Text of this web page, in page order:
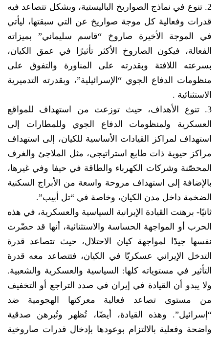
2. تنوع في نماذج الصواريخ الباليستية، وبشكل تتصاعد فيه
قدرات وفعالية كل موجة صواريخ عن التي سبقتها، ليأتي
في الموجة الأخيرة صاروخ “قاسم سليماني” بميزاته
الفعالة، فيكون الصاروخ الأكثر تأثيرًا في عمق الكيان،
بسرعته اللافتة وبقدرته على المناورة والتفوق على
منظومات الدفاع الجوي “الإسرائيلية”، وبقدرته التدميرية
الاستثنائية .
3. تنوع الأهداف، حيث توزعت من استهداف للمواقع
العسكرية ولمنظومات الدفاع الجوي وللمطارات إلى
استهداف لمراكز القيادات الأساسية للكيان، إلى استهداف
مراكز حيوية ذات طابع استراتيجي، مثل الملاجئ والغرف
المحصّنة وشركات الكهرباء والطاقة في حيفا وفي غيرها،
بالإضافة إلى استهداف مروحة واسعة من الأبراج السكنية
الضخمة داخل مدن الكيان، وخاصة في “تل أبيب”.
ثانيًا- برهنت القيادة الإيرانية السياسية والعسكرية، في هذه
الحرب أو المواجهة الحساسة والاستثنائية، أنها قد حضّرت
نفسها جيدًا لمواجهة كيان الاحتلال، حيث تتصاعد قدرة
التدخل الإيراني عسكريّا في الكيان، فتتصاعد معه قدرة
التأثير في مستوياته كلها: السياسية والعسكرية والشعبية.
ولا يبدو أن القيادة في إيران في صدد التراجع أو التخفيف
من مستوى تصاعد فعالية معركتها الهجومية ضد
“إسرائيل”. وهذه القيادة، أيضّا، تُظهر وتُبرهن صدقية
واضحة وفعلية بالالتزام بوعودها بإدخال قدرات صاروخية